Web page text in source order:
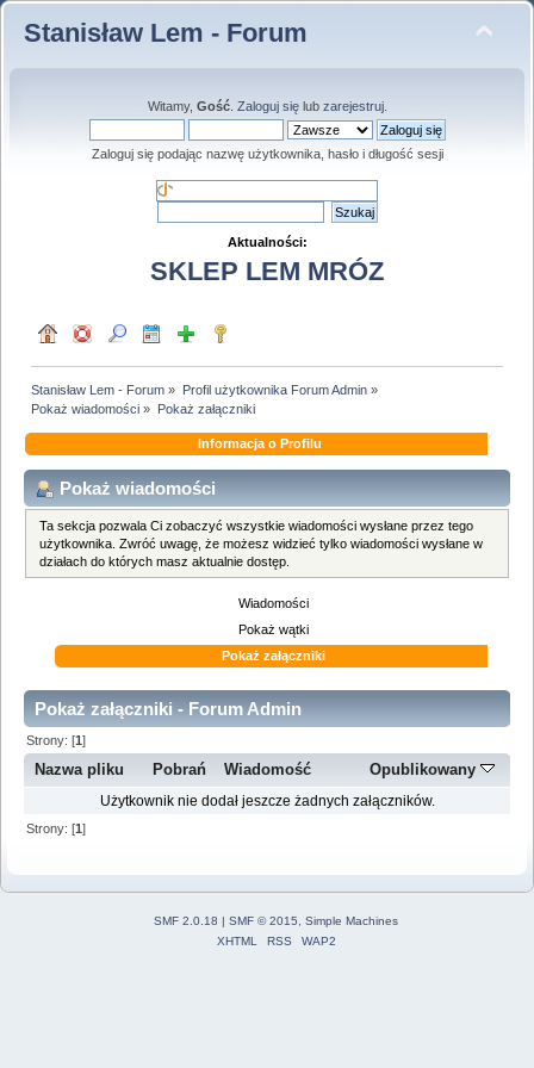
Stanisław Lem - Forum
Witamy, Gość. Zaloguj sięlub zarejestruj.
Zaloguj się podając nazwę użytkownika, hasło i długość sesji
Aktualności:
SKLEP LEM MRÓZ
Stanisław Lem - Forum » Profil użytkownika Forum Admin»
Pokaż wiadomości » Pokaż załączniki
Informacja o Profilu
Pokaż wiadomości
Ta sekcja pozwala Ci zobaczyć wszystkie wiadomości wysłane przez tego
użytkownika. Zwróć uwagę, że możesz widzieć tylko wiadomości wysłane w
działach do których masz aktualnie dostęp.
Wiadomości
Pokaż wątki
Pokaż załączniki
Pokaż załączniki - Forum Admin
Strony: [1]
Nazwa pliku Pobrań Wiadomość Opublikowany
Użytkownik nie dodał jeszcze żadnych załączników.
Strony: [1]
SMF 2.0.18 | SMF © 2015
Simple Machines
XHTML
RSS WAP2